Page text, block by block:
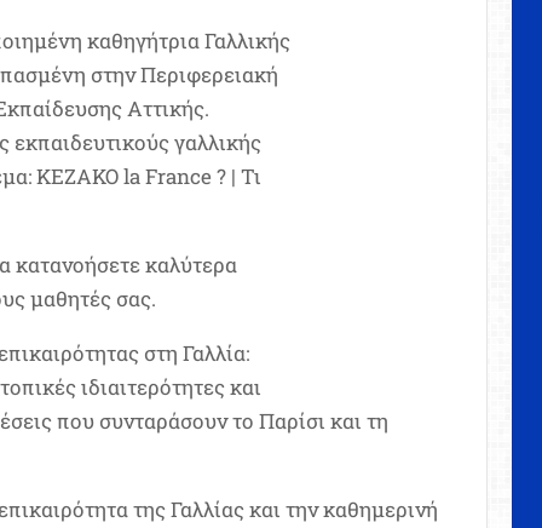
καθηγήτρια Γαλλικής
στην Περιφερειακή
Αττικής.
εκπαιδευτικούς γαλλικής
KEZAKO la France ? | Τι
κατανοήσετε καλύτερα
μαθητές σας.
στη Γαλλία:
ιδιαιτερότητες και
που συνταράσουν το Παρίσι και τη
της Γαλλίας και την καθημερινή